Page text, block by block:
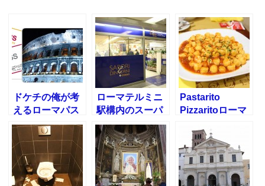
ドケチの俺が考
えるローマパス
で行くとお得な
美術館とは！
ローマテルミニ
駅構内のスーパ
ーSAPORI
DINTORNI
CONAD
Pastarito
Pizzaritoローマ
くのおすすめレ
ストラン